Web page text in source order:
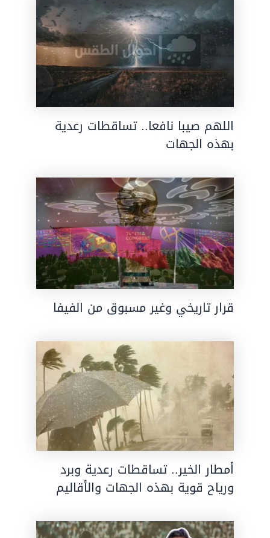
اللهم صيبا نافعا.. تساقطات رعدية
بهذه الجهات
قرار تاريخي وغير مسبوق من الفيفا
أمطار الخير.. تساقطات رعدية وبرد
ورياح قوية بهذه الجهات والأقاليم